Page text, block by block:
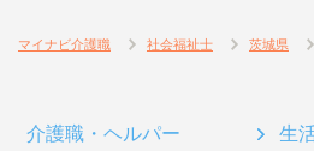
マイナビ介護職 社会福祉士 茨城県
介護職・ヘルパー 生